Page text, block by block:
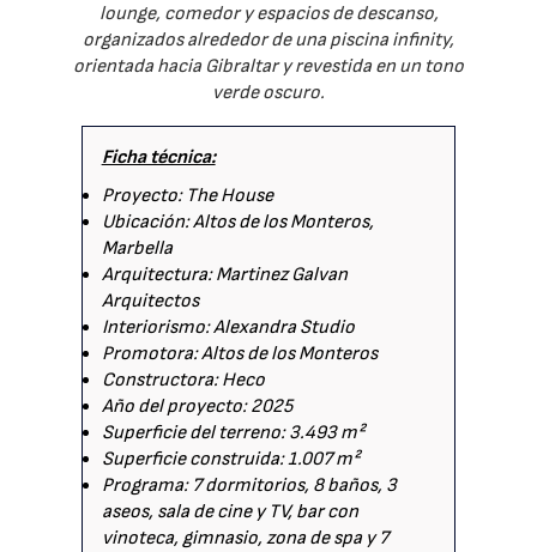
lounge, comedor y espacios de descanso,
organizados alrededor de una piscina infinity,
orientada hacia Gibraltar y revestida en un tono
verde oscuro.
Ficha técnica:
Proyecto: The House
Ubicación: Altos de los Monteros,
Marbella
Arquitectura: Martinez Galvan
Arquitectos
Interiorismo: Alexandra Studio
Promotora: Altos de los Monteros
Constructora: Heco
Año del proyecto: 2025
Superficie del terreno: 3.493 m²
Superficie construida: 1.007 m²
Programa: 7 dormitorios, 8 baños, 3
aseos, sala de cine y TV, bar con
vinoteca, gimnasio, zona de spa y 7